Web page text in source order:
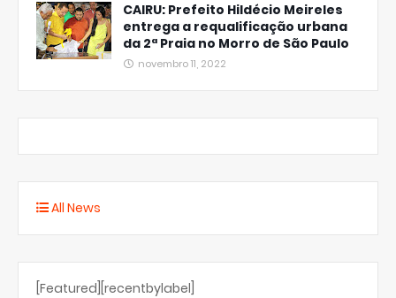
CAIRU: Prefeito Hildécio Meireles
entrega a requalificação urbana
da 2ª Praia no Morro de São Paulo
novembro 11, 2022
All News
[Featured][recentbylabel]